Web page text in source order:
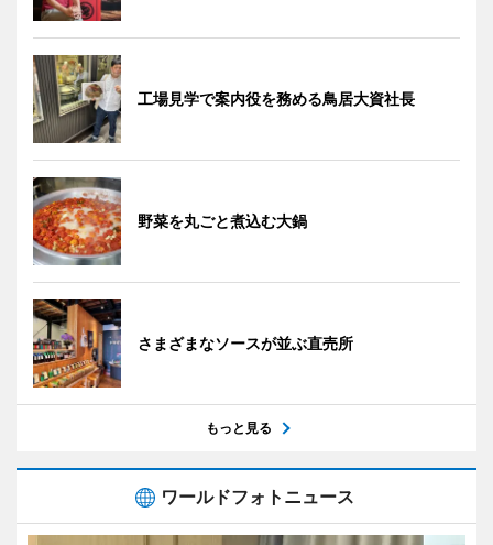
工場見学で案内役を務める鳥居大資社長
野菜を丸ごと煮込む大鍋
さまざまなソースが並ぶ直売所
もっと見る
ワールドフォトニュース